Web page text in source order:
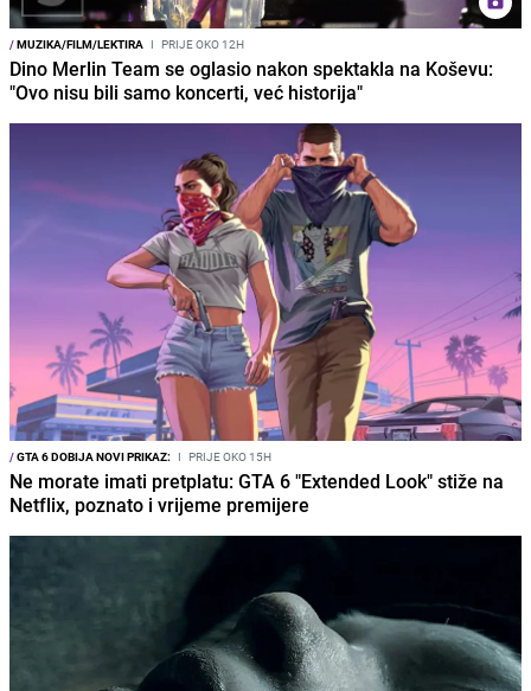
/MUZIKA/FILM/LEKTIRA I PRIJE OKO 12H
Dino Merlin Team se oglasio nakon spektakla na Koševu:
"Ovo nisu bili samo koncerti, već historija"
/GTA 6 DOBIJA NOVI PRIKAZ: I PRIJE OKO 15H
Ne morate imati pretplatu: GTA 6 "Extended Look" stiže na
Netflix, poznato i vrijeme premijere